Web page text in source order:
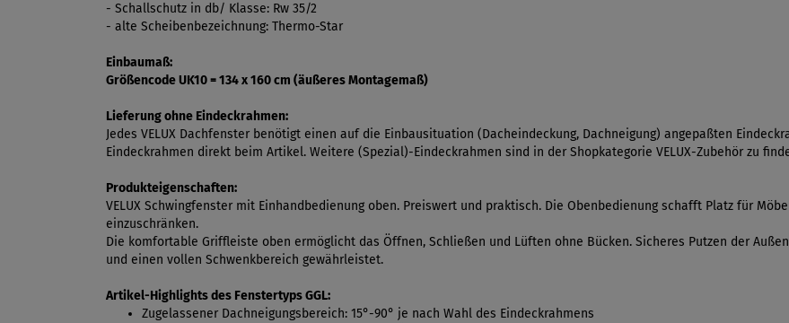
- Schallschutz in db/ Klasse: Rw 35/2
- alte Scheibenbezeichnung: Thermo-Star
Einbaumaß:
Größencode UK10 = 134 x 160 cm (äußeres Montagemaß)
Lieferung ohne Eindeckrahmen:
Jedes VELUX Dachfenster benötigt einen auf die Einbausituation (Dacheindeckung, Dachneigung) angepaßten
Eindeckrahmen direkt beim Artikel. Weitere (Spezial)-Eindeckrahmen sind in der Shopkategorie VELUX-Zubehör zu
Produkteigenschaften:
VELUX Schwingfenster mit Einhandbedienung oben. Preiswert und praktisch. Die Obenbedienung schafft Platz für
einzuschränken.
Die komfortable Griffleiste oben ermöglicht das Öffnen, Schließen und Lüften ohne Bücken. Sicheres Putzen der
und einen vollen Schwenkbereich gewährleistet.
Artikel-Highlights des Fenstertyps GGL:
Zugelassener Dachneigungsbereich: 15°-90° je nach Wahl des Eindeckrahmens